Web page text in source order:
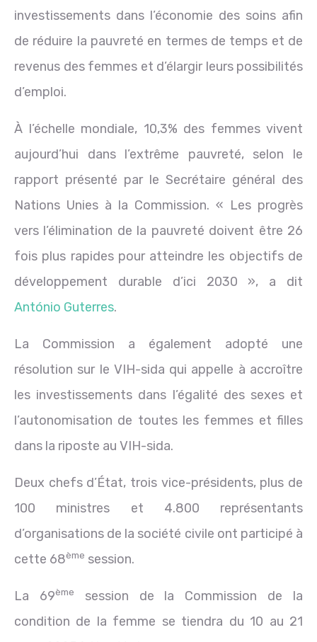
investissements dans l’économie des soins afin
de réduire la pauvreté en termes de temps et de
revenus des femmes et d’élargir leurs possibilités
d’emploi.
À l’échelle mondiale, 10,3% des femmes vivent
aujourd’hui dans l’extrême pauvreté, selon le
rapport présenté par le Secrétaire général des
Nations Unies à la Commission. « Les progrès
vers l’élimination de la pauvreté doivent être 26
fois plus rapides pour atteindre les objectifs de
développement durable d’ici 2030 », a dit
António Guterres.
La Commission a également adopté une
résolution sur le VIH-sida qui appelle à accroître
les investissements dans l’égalité des sexes et
l’autonomisation de toutes les femmes et filles
dans la riposte au VIH-sida.
Deux chefs d’État, trois vice-présidents, plus de
100 ministres et 4.800 représentants
d’organisations de la société civile ont participé à
cette 68ème session.
La 69ème
session de la Commission de la
condition de la femme se tiendra du 10 au 21